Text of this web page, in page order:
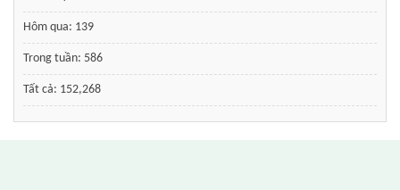
Hôm qua: 139
Trong tuần: 586
Tất cả: 152,268